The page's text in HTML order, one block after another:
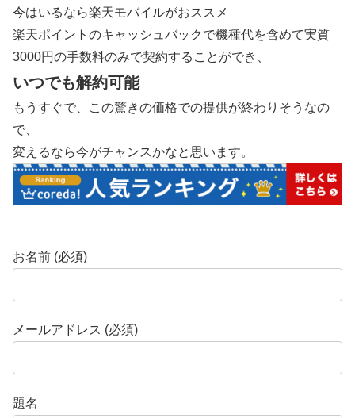
今はいるなら楽天モバイルがおススメ
楽天ポイントのキャッシュバックで機種代を含めて実質
3000円の手数料のみで契約することができ、
いつでも解約可能
もうすぐで、この驚きの価格での提供が終わりそうなの
で、
変えるなら今がチャンスかなと思います。
お名前 (必須)
メールアドレス (必須)
題名